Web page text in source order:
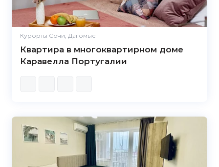
Курорты Сочи, Дагомыс
Квартира в многоквартирном доме
Каравелла Португалии